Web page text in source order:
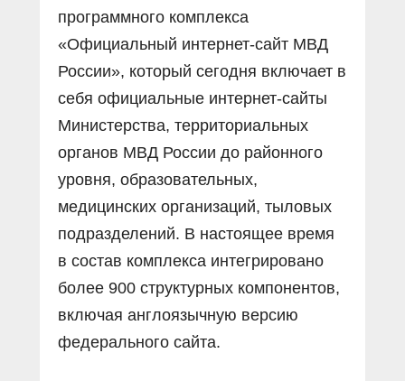
программного комплекса
«Официальный интернет-сайт МВД
России», который сегодня включает в
себя официальные интернет-сайты
Министерства, территориальных
органов МВД России до районного
уровня, образовательных,
медицинских организаций, тыловых
подразделений. В настоящее время
в состав комплекса интегрировано
более 900 структурных компонентов,
включая англоязычную версию
федерального сайта.